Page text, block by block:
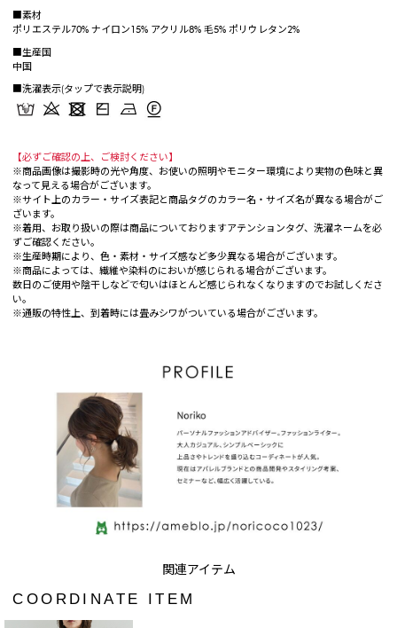
■素材
ポリエステル70% ナイロン15% アクリル8% 毛5% ポリウレタン2%
■生産国
中国
■洗濯表示(タップで表示説明)
【必ずご確認の上、ご検討ください】
※商品画像は撮影時の光や角度、お使いの照明やモニター環境により実物の色味と異
なって見える場合がございます。
※サイト上のカラー・サイズ表記と商品タグのカラー名・サイズ名が異なる場合がご
ざいます。
※着用、お取り扱いの際は商品についておりますアテンションタグ、洗濯ネームを必
ずご確認ください。
※生産時期により、色・素材・サイズ感など多少異なる場合がございます。
※商品によっては、繊維や染料のにおいが感じられる場合がございます。
数日のご使用や陰干しなどで匂いはほとんど感じられなくなりますのでお試しくださ
い。
※通販の特性上、到着時には畳みシワがついている場合がございます。
COORDINATE ITEM